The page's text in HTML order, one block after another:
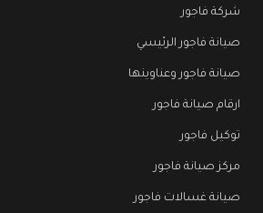
شركة فاجور
صيانة فاجور الرئيسي
صيانة فاجور وعناوينها
ارقام صيانة فاجور
توكيل فاجور
مركز صيانة فاجور
صيانة غسالات فاجور